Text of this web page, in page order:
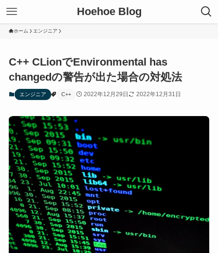
Hoehoe Blog
ホーム エンジニア
C++ CLionでEnvironmental has
changedの警告が出た場合の対処法
エンジニア C++ 2022年12月29日 2022年12月31日